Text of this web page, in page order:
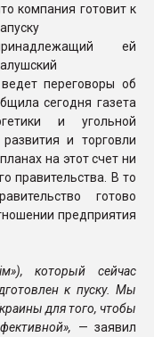
компания готовит к
ей
переговоры об
сегодня газета
и угольной
и торговли
на этот счет ни
правительства. В то
готово
предприятия
который сейчас
к пуску. Мы
для того, чтобы
— заявил